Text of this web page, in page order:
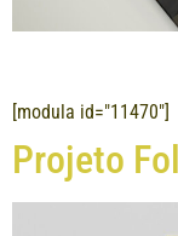
[modula id="11470"]
Projeto